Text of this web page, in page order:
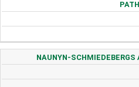
NAUNYN-SCHMIEDEBERGS